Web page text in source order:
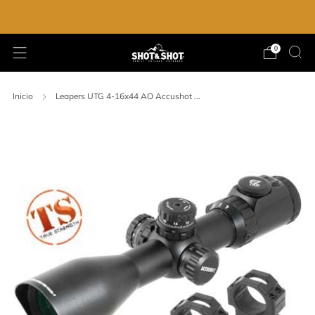
0
Inicio Leapers UTG 4-16x44 AO Accushot ...